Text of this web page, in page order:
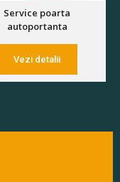
Service poarta
autoportanta
Vezi detalii